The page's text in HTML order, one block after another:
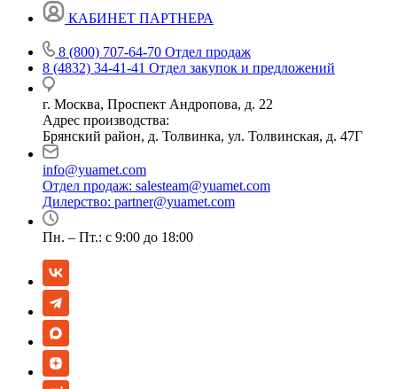
КАБИНЕТ ПАРТНЕРА
8 (800) 707-64-70 Отдел продаж
8 (4832) 34-41-41 Отдел закупок и предложений
г. Москва, Проспект Андропова, д. 22
Адрес производства:
Брянский район, д. Толвинка, ул. Толвинская, д. 47Г
info@yuamet.com
Отдел продаж: salesteam@yuamet.com
Дилерство: partner@yuamet.com
Пн. – Пт.: с 9:00 до 18:00